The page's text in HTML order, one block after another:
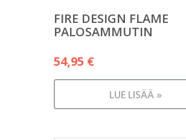
FIRE DESIGN FLAME
PALOSAMMUTIN
54,95 €
LUE LISÄÄ »